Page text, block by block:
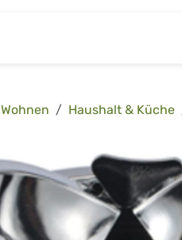
Wohnen Haushalt & Küche